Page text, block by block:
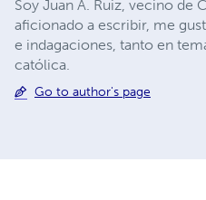
Soy Juan A. Ruiz, vecino de
aficionado a escribir, me
e indagaciones, tanto en
católica.
Go to author's page